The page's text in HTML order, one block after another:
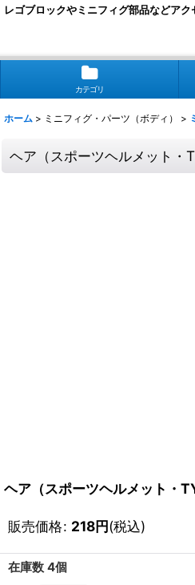
レゴブロックやミニフィグ部品などアク
カテゴリ
ホーム > ミニフィグ・パーツ（ボディ） >
ヘア（スポーツヘルメット・
ヘア（スポーツヘルメット・
販売価格: 218円(税込)
在庫数 4個